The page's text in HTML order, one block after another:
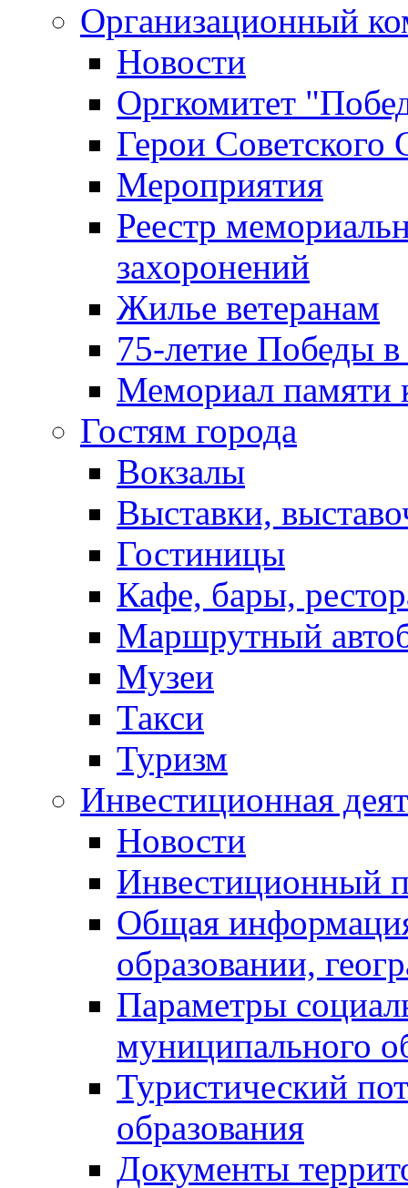
Организационный
Новости
Оргкомитет
Герои Советского
Мероприятия
Реестр
захоронений
Жилье ветеранам
75-летие Победы
Мемориал памяти
Гостям города
Вокзалы
Выставки,
Гостиницы
Кафе, бары,
Маршрутный
Музеи
Такси
Туризм
Инвестиционная
Новости
Инвестиционный
Общая
образовании,
Параметры
муниципального
Туристический
образования
Документы